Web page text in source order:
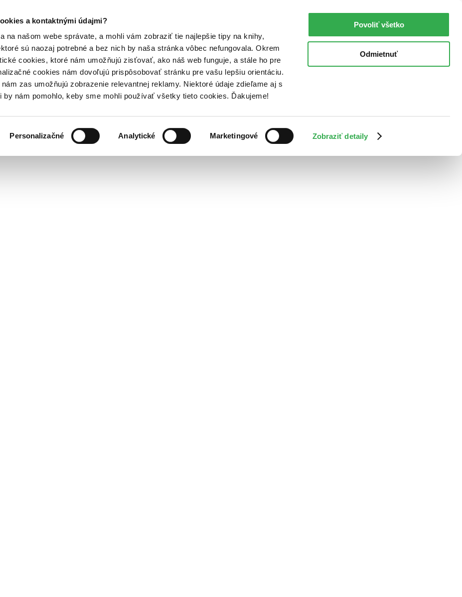
a kontaktnými údajmi?
na našom webe správate, a mohli vám zobraziť tie najlepšie tipy na knihy,
sú naozaj potrebné a bez nich by naša stránka vôbec nefungovala. Okrem
cookies, ktoré nám umožňujú zisťovať, ako náš web funguje, a stále ho pre
cookies nám dovoľujú prispôsobovať stránku pre vašu lepšiu orientáciu.
zas umožňujú zobrazenie relevantnej reklamy. Niektoré údaje zdieľame aj s
by nám pomohlo, keby sme mohli používať všetky tieto cookies. Ďakujeme!
Personalizačné Analytické Marketingové Zobraziť detaily
Povoliť všetko
Odmietnuť